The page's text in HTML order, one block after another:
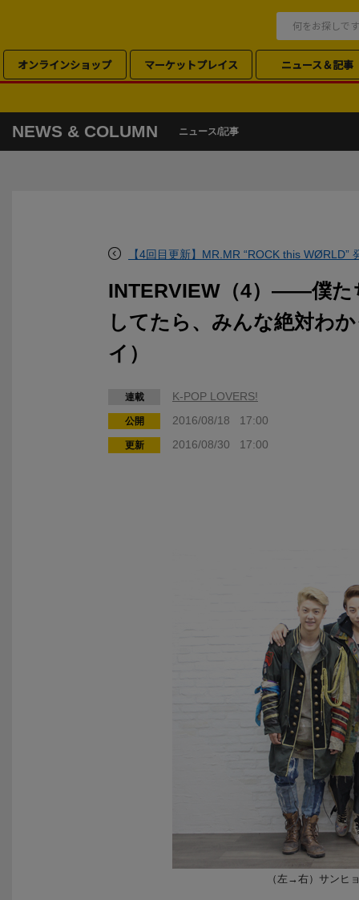
オンラインショップ マーケットプレイス ニュース＆記事
NEWS & COLUMN ニュース/記事
【4回目更新】MR.MR “ROCK this WØRLD”
INTERVIEW（4）――僕た
してたら、みんな絶対わ
イ）
連載 K-POP LOVERS!
公開 2016/08/18 17:00
更新 2016/08/30 17:00
（左→右）サンヒ